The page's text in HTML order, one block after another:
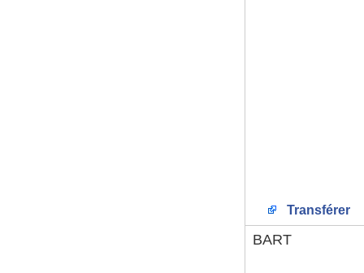
Transférer
BART